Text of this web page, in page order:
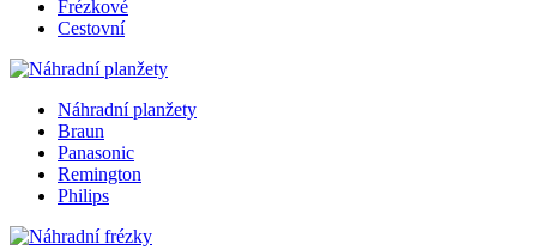
Frézkové
Cestovní
Náhradní planžety
Braun
Panasonic
Remington
Philips